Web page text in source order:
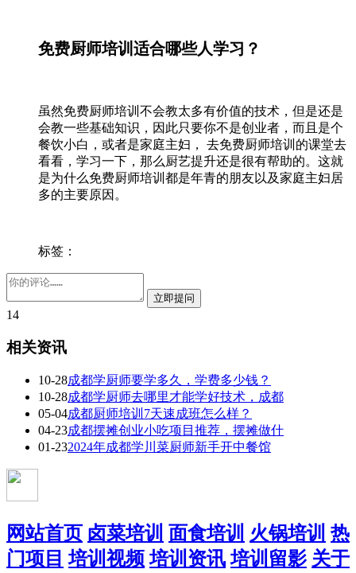
免费厨师培训适合哪些人学习？
虽然免费厨师培训不会教太多有价值的技术，但是还是
会教一些基础知识，因此只要你不是创业者，而且是个
餐饮小白，或者是家庭主妇， 去免费厨师培训的课堂去
看看，学习一下，那么厨艺提升还是很有帮助的。这就
是为什么免费厨师培训都是年青的朋友以及家庭主妇居
多的主要原因。
标签：
14
相关资讯
10-28成都学厨师要学多久，学费多少钱？
10-28成都学厨师去哪里才能学好技术，成都
05-04成都厨师培训7天速成班怎么样？
04-23成都摆摊创业小吃项目推荐，摆摊做什
01-232024年成都学川菜厨师新手开中餐馆
网站首页 卤菜培训 面食培训 火锅培训 热
门项目 培训视频 培训资讯 培训留影 关于